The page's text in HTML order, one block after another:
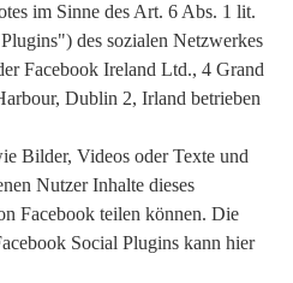
im Sinne des Art. 6 Abs. 1 lit.
des sozialen Netzwerkes
Facebook Ireland Ltd., 4 Grand
Dublin 2, Irland betrieben
Bilder, Videos oder Texte und
Nutzer Inhalte dieses
Facebook teilen können. Die
Social Plugins kann hier